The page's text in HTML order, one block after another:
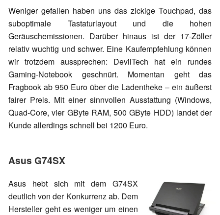
Weniger gefallen haben uns das zickige Touchpad, das
suboptimale Tastaturlayout und die hohen
Geräuschemissionen. Darüber hinaus ist der 17-Zöller
relativ wuchtig und schwer. Eine Kaufempfehlung können
wir trotzdem aussprechen: DevilTech hat ein rundes
Gaming-Notebook geschnürt. Momentan geht das
Fragbook ab 950 Euro über die Ladentheke – ein äußerst
fairer Preis. Mit einer sinnvollen Ausstattung (Windows,
Quad-Core, vier GByte RAM, 500 GByte HDD) landet der
Kunde allerdings schnell bei 1200 Euro.
Asus G74SX
Asus hebt sich mit dem G74SX
deutlich von der Konkurrenz ab. Dem
Hersteller geht es weniger um einen